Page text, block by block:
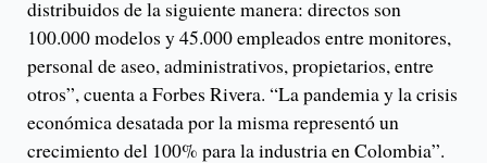
distribuidos de la siguiente manera: directos son
100.000 modelos y 45.000 empleados entre monitores,
personal de aseo, administrativos, propietarios, entre
otros”, cuenta a Forbes Rivera. “La pandemia y la crisis
económica desatada por la misma representó un
crecimiento del 100% para la industria en Colombia”.